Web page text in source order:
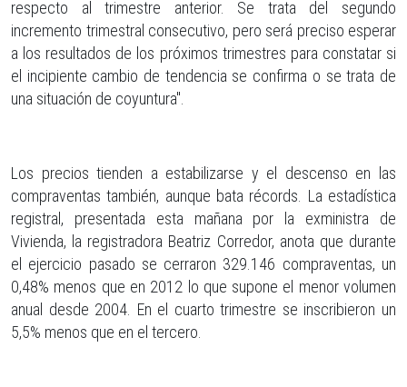
respecto al trimestre anterior. Se trata del segundo
incremento trimestral consecutivo, pero será preciso esperar
a los resultados de los próximos trimestres para constatar si
el incipiente cambio de tendencia se confirma o se trata de
una situación de coyuntura".
Los precios tienden a estabilizarse y el descenso en las
compraventas también, aunque bata récords. La estadística
registral, presentada esta mañana por la exministra de
Vivienda, la registradora Beatriz Corredor, anota que durante
el ejercicio pasado se cerraron 329.146 compraventas, un
0,48% menos que en 2012 lo que supone el menor volumen
anual desde 2004. En el cuarto trimestre se inscribieron un
5,5% menos que en el tercero.